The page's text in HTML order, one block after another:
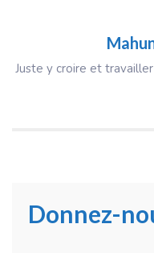
Juste y croire et
Donnez-